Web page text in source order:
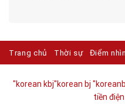
Trang chủ Thời sự Điểm nhìn
"korean kbj​"korean bj
tiền